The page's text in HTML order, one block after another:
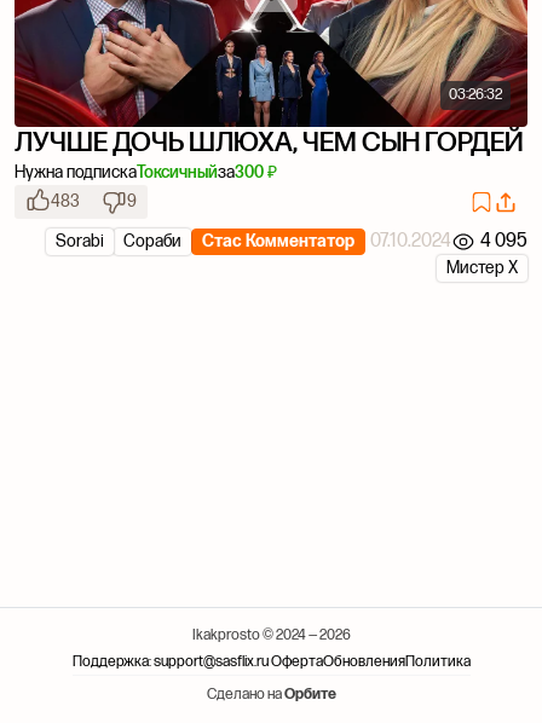
03:26:32
ЛУЧШЕ ДОЧЬ ШЛЮХА, ЧЕМ СЫН ГОРДЕЙ
Нужна подпискаТоксичныйза300 ₽
483
9
Стас Комментатор
07.10.2024 4 095
Сораби
Sorabi
Мистер Х
Ikakprosto © 2024 — 2026
Поддержка: support@sasflix.ruОфертаОбновленияПолитика
Сделано наОрбите